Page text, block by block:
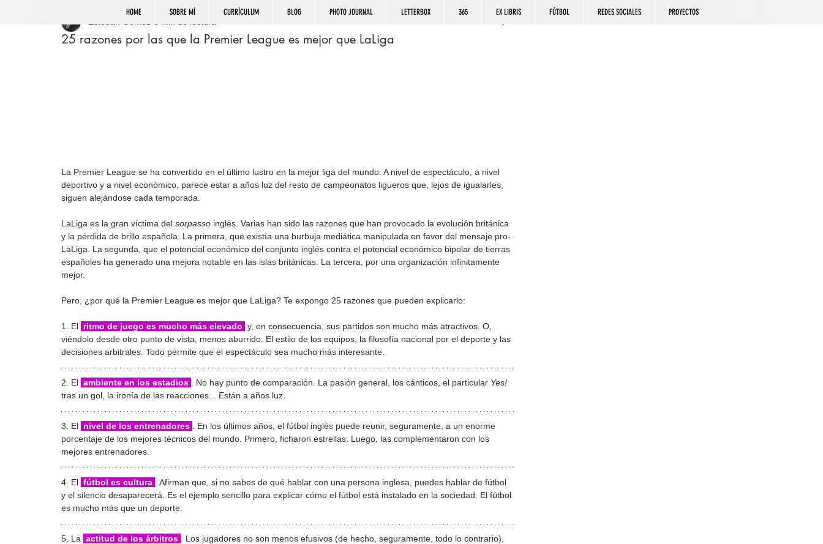
25 razones por las que la Premier League es mejor que LaLiga
La Premier League se ha convertido en el último lustro en la mejor liga del mundo. A nivel de espectáculo, a nivel
deportivo y a nivel económico, parece estar a años luz del resto de campeonatos ligueros que, lejos de igualarles,
siguen alejándose cada temporada.
LaLiga es la gran víctima del sorpasso inglés. Varias han sido las razones que han provocado la evolución británica
y la pérdida de brillo española. La primera, que existía una burbuja mediática manipulada en favor del mensaje pro-
LaLiga. La segunda, que el potencial económico del conjunto inglés contra el potencial económico bipolar de tierras
españoles ha generado una mejora notable en las islas británicas. La tercera, por una organización infinitamente
mejor.
Pero, ¿por qué la Premier League es mejor que LaLiga? Te expongo 25 razones que pueden explicarlo:
1. El ritmo de juego es mucho más elevado y, en consecuencia, sus partidos son mucho más atractivos. O,
viéndolo desde otro punto de vista, menos aburrido. El estilo de los equipos, la filosofía nacional por el deporte y las
decisiones arbitrales. Todo permite que el espectáculo sea mucho más interesante.
2. El ambiente en los estadios . No hay punto de comparación. La pasión general, los cánticos, el particular Yes!
tras un gol, la ironía de las reacciones... Están a años luz.
3. El nivel de los entrenadores
. En los últimos años, el fútbol inglés puede reunir, seguramente, a un enorme
porcentaje de los mejores técnicos del mundo. Primero, ficharon estrellas. Luego, las complementaron con los
mejores entrenadores.
4. El fútbol es cultura
. Afirman que, si no sabes de qué hablar con una persona inglesa, puedes hablar de fútbol
y el silencio desaparecerá. Es el ejemplo sencillo para explicar cómo el fútbol está instalado en la sociedad. El fútbol
es mucho más que un deporte.
5. La actitud de los árbitros
. Los jugadores no son menos efusivos (de hecho, seguramente, todo lo contrario),
HOME SOBRE MÍ CURRÍCULUM BLOG PHOTO JOURNAL LETTERBOX 365 EX LIBRIS FÚTBOL REDES SOCIALES PROYECTOS